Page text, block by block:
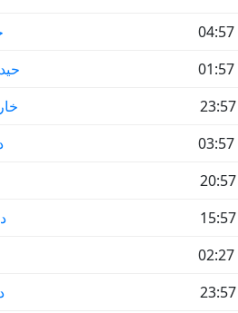
04:57
01:57
23:57
03:57
20:57
15:57
02:27
23:57